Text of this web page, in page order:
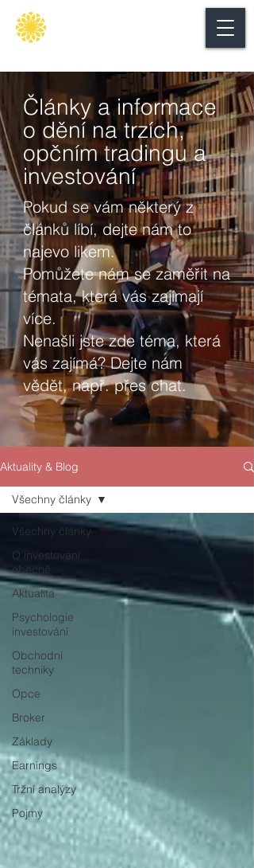
Články a informace
o dění na trzích,
opčním tradingu a
investování
Pokud se vám některý z
článků líbí, dejte nám to
najevo likem.
Pomůžete nám se zaměřit na
témata, která vás zajímají
více.
Nenašli jste zde téma, která
vás zajímá? Dejte nám
vědět, např. přes chat.
Aktuality & Blog
Všechny články
O investování
obecně
Aktualita
Psychologie
investování
Obchodní
techniky
Opce
Broker
Základy
Earnings
Tržní analýzy
Pojmy
Všechny články